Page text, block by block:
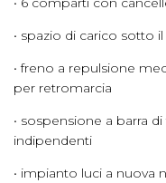
• spazio di carico sotto
• freno a repulsione
per retromarcia
• sospensione a barra
indipendenti
• impianto luci a nuova